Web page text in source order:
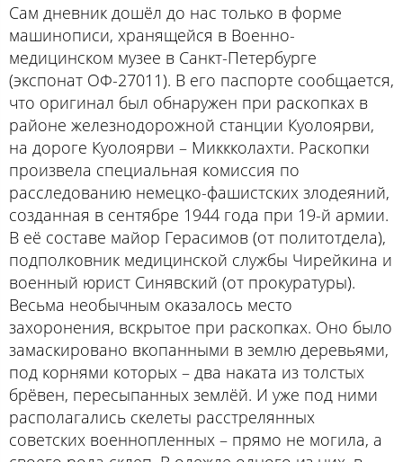
Сам дневник дошёл до нас только в форме
машинописи, хранящейся в Военно-
медицинском музее в Санкт-Петербурге
(экспонат ОФ-27011). В его паспорте сообщается,
что оригинал был обнаружен при раскопках в
районе железнодорожной станции Куолоярви,
на дороге Куолоярви – Миккколахти. Раскопки
произвела специальная комиссия по
расследованию немецко-фашистских злодеяний,
созданная в сентябре 1944 года при 19-й армии.
В её составе майор Герасимов (от политотдела),
подполковник медицинской службы Чирейкина и
военный юрист Синявский (от прокуратуры).
Весьма необычным оказалось место
захоронения, вскрытое при раскопках. Оно было
замаскировано вкопанными в землю деревьями,
под корнями которых – два наката из толстых
брёвен, пересыпанных землёй. И уже под ними
располагались скелеты расстрелянных
советских военнопленных – прямо не могила, а